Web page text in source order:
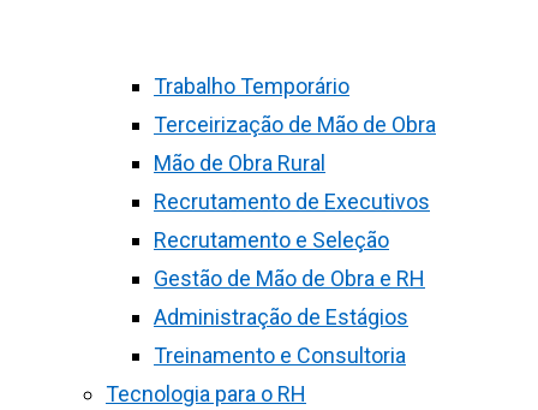
Trabalho Temporário
Terceirização de Mão de Obra
Mão de Obra Rural
Recrutamento de Executivos
Recrutamento e Seleção
Gestão de Mão de Obra e RH
Administração de Estágios
Treinamento e Consultoria
Tecnologia para o RH